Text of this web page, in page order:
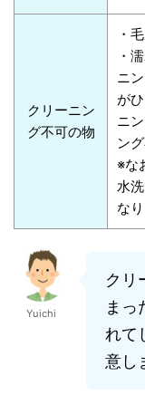
クリーニン
グ不可の物
・
・
ニ
が
ニ
ン
※な
水
なり
Yuichi
クリ
まっ
れて
意し